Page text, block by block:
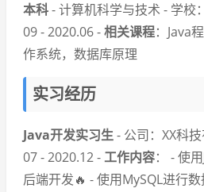
本科- 计算机科学与技术 - 学校
09 - 2020.06 -相关课程：Java
作系统，数据库原理
实习经历
Java开发实习生- 公司：XX科
07 - 2020.12 -工作内容： - 使
后端开发🔥 - 使用MySQL进行